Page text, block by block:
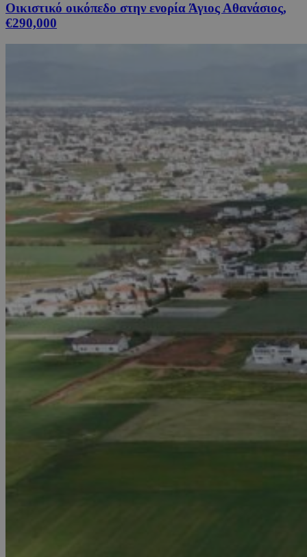
Οικιστικό οικόπεδο στην ενορία Άγιος Αθανάσιος,
€290,000